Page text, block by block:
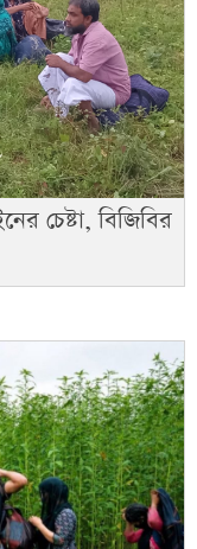
চেষ্টা, বিজিবির